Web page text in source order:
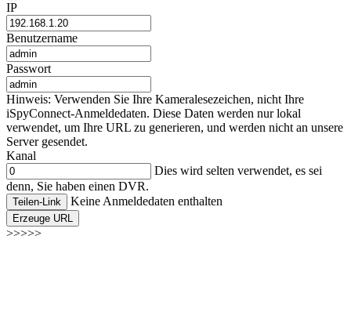
IP
Benutzername
Passwort
Hinweis: Verwenden Sie Ihre Kameralesezeichen, nicht Ihre
iSpyConnect-Anmeldedaten. Diese Daten werden nur lokal
verwendet, um Ihre URL zu generieren, und werden nicht an unsere
Server gesendet.
Kanal
Dies wird selten verwendet, es sei
denn, Sie haben einen DVR.
Teilen-Link Keine Anmeldedaten enthalten
Erzeuge URL
>>>>>